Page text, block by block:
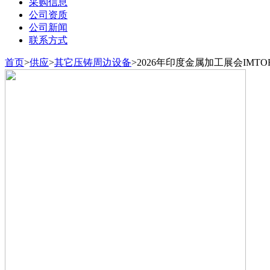
公司资质
公司新闻
联系方式
首页>供应>其它压铸周边设备>2026年印度金属加工展会